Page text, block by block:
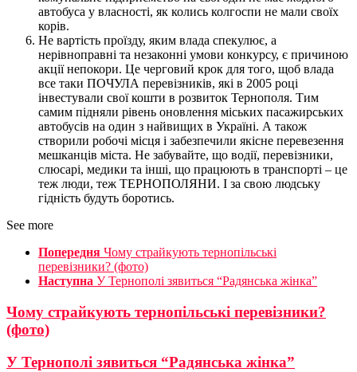
автобуса у власності, як колись колгоспи не мали своїх
корів.
Не вартість проїзду, яким влада спекулює, а
нерівноправні та незаконні умови конкурсу, є причиною
акції непокори. Це черговий крок для того, щоб влада
все таки ПОЧУЛА перевізників, які в 2005 році
інвестували свої кошти в розвиток Тернополя. Тим
самим підняли рівень оновлення міських пасажирських
автобусів на один з найвищих в Україні. А також
створили робочі місця і забезпечили якісне перевезення
мешканців міста. Не забувайте, що водії, перевізники,
слюсарі, медики та інші, що працюють в транспорті – це
теж люди, теж ТЕРНОПОЛЯНИ. І за свою людську
гідність будуть боротись.
See more
Попередня Чому страйкують тернопільські
перевізники? (фото)
Наступна У Тернополі зявиться “Радянська жінка”
Чому страйкують тернопільські перевізники?
(фото)
У Тернополі зявиться “Радянська жінка”